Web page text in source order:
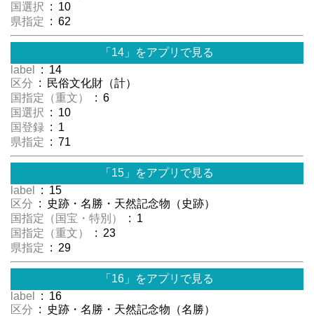
国選択 : 10
県指定 : 62
「14」をアプリで見る
label
: 14
区分 : 民俗文化財（計）
国指定（重文）
: 6
国選択 : 10
国登録 : 1
県指定 : 71
「15」をアプリで見る
label
: 15
区分 : 史跡・名勝・天然記念物（史跡）
国指定（国宝・特別）
: 1
国指定（重文）
: 23
県指定 : 29
「16」をアプリで見る
label
: 16
区分 : 史跡・名勝・天然記念物（名勝）